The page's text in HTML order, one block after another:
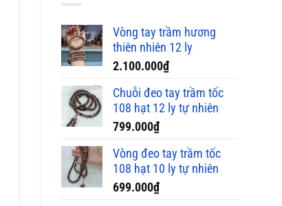
Vòng tay trầm hương
thiên nhiên 12 ly
2.100.000₫
Chuỗi đeo tay trầm tốc
108 hạt 12 ly tự nhiên
799.000₫
Vòng đeo tay trầm tốc
108 hạt 10 ly tự nhiên
699.000₫